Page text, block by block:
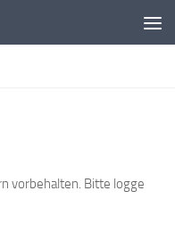
vorbehalten. Bitte logge